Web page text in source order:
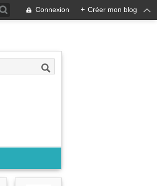
Connexion + Créer mon blog